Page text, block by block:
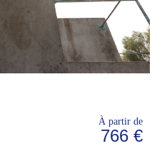
À partir de
766 €